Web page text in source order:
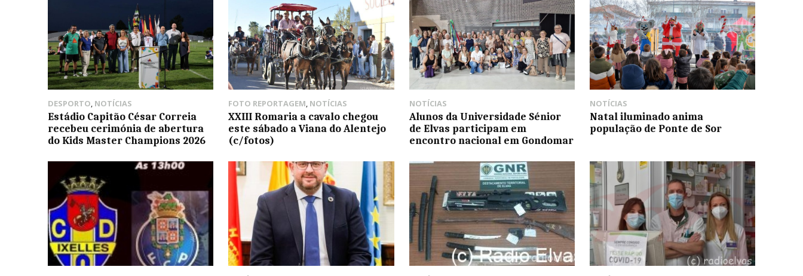
DESPORTO, NOTÍCIAS
Estádio Capitão César Correia
recebeu cerimónia de abertura
do Kids Master Champions 2026
FOTO REPORTAGEM, NOTÍCIAS
XXIII Romaria a cavalo chegou
este sábado a Viana do Alentejo
(c/fotos)
NOTÍCIAS
Alunos da Universidade Sénior
de Elvas participam em
encontro nacional em Gondomar
NOTÍCIAS
Natal iluminado anima
população de Ponte de Sor